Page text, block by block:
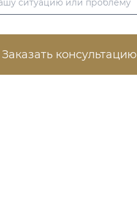
Заказать консультацию